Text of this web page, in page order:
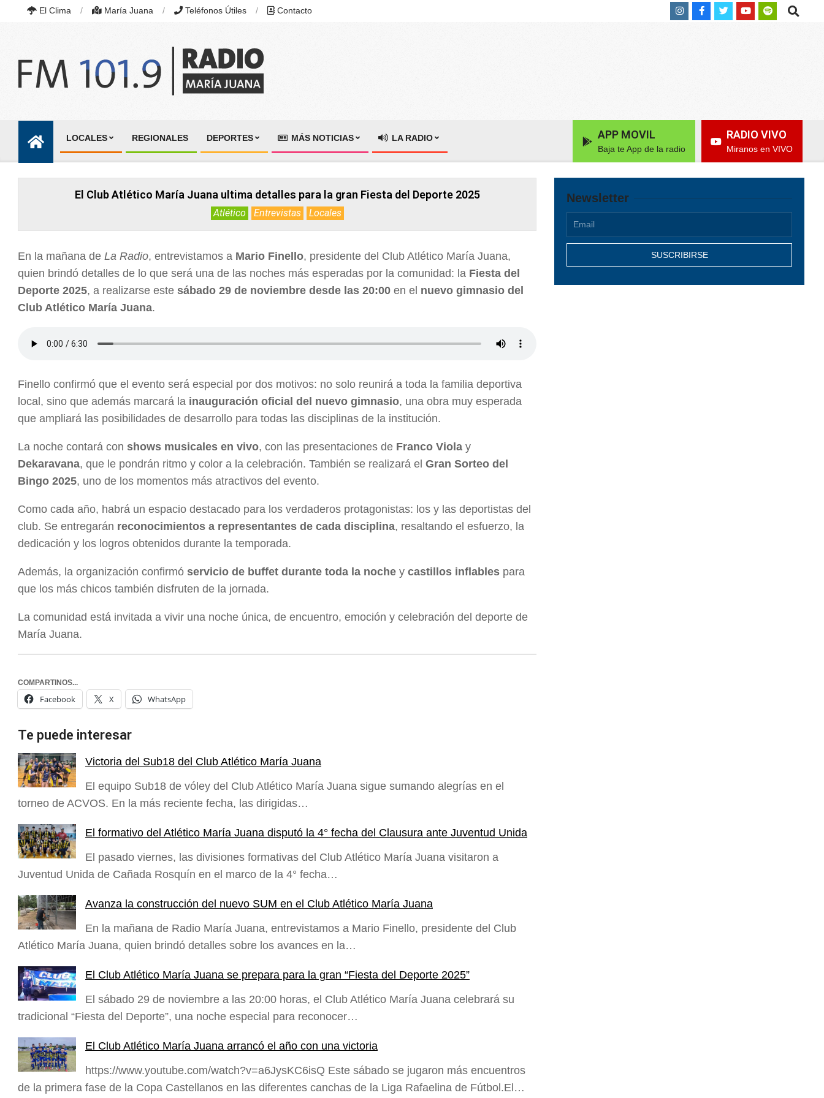
El Clima María Juana Teléfonos Útiles Contacto Search
RADIO
JUANA
FM
SANTA
ARGENTINA
Primary
Navigation
Menu
LOCALES REGIONALES DEPORTES MÁS NOTICIAS LA RADIO APP MOVIL
Baja te App de la radio
RADIO VIVO
Miranos en VIVO
El Club Atlético María Juana ultima detalles para la gran Fiesta del Deporte 2025
Atlético Entrevistas Locales
En la mañana de La Radio, entrevistamos a Mario Finello, presidente del Club Atlético María Juana,
quien brindó detalles de lo que será una de las noches más esperadas por la comunidad: la Fiesta del
Deporte 2025, a realizarse este sábado 29 de noviembre desde las 20:00 en el nuevo gimnasio del
Club Atlético María Juana.
Finello confirmó que el evento será especial por dos motivos: no solo reunirá a toda la familia deportiva
local, sino que además marcará la inauguración oficial del nuevo gimnasio, una obra muy esperada
que ampliará las posibilidades de desarrollo para todas las disciplinas de la institución.
La noche contará con shows musicales en vivo, con las presentaciones de Franco Viola y
Dekaravana, que le pondrán ritmo y color a la celebración. También se realizará el Gran Sorteo del
Bingo 2025, uno de los momentos más atractivos del evento.
Como cada año, habrá un espacio destacado para los verdaderos protagonistas: los y las deportistas del
club. Se entregarán reconocimientos a representantes de cada disciplina, resaltando el esfuerzo, la
dedicación y los logros obtenidos durante la temporada.
Además, la organización confirmó servicio de buffet durante toda la noche y castillos inflables para
que los más chicos también disfruten de la jornada.
La comunidad está invitada a vivir una noche única, de encuentro, emoción y celebración del deporte de
María Juana.
COMPARTINOS...
Facebook X WhatsApp
Te puede interesar
Victoria del Sub18 del Club Atlético María Juana
El equipo Sub18 de vóley del Club Atlético María Juana sigue sumando alegrías en el
torneo de ACVOS. En la más reciente fecha, las dirigidas…
El formativo del Atlético María Juana disputó la 4° fecha del Clausura ante Juventud Unida
El pasado viernes, las divisiones formativas del Club Atlético María Juana visitaron a
Juventud Unida de Cañada Rosquín en el marco de la 4° fecha…
Avanza la construcción del nuevo SUM en el Club Atlético María Juana
En la mañana de Radio María Juana, entrevistamos a Mario Finello, presidente del Club
Atlético María Juana, quien brindó detalles sobre los avances en la…
El Club Atlético María Juana se prepara para la gran “Fiesta del Deporte 2025”
El sábado 29 de noviembre a las 20:00 horas, el Club Atlético María Juana celebrará su
tradicional “Fiesta del Deporte”, una noche especial para reconocer…
El Club Atlético María Juana arrancó el año con una victoria
https://www.youtube.com/watch?v=a6JysKC6isQ Este sábado se jugaron más encuentros
de la primera fase de la Copa Castellanos en las diferentes canchas de la Liga Rafaelina de Fútbol.El…
Newsletter